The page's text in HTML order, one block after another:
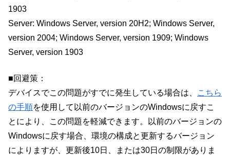
1903
Server: Windows Server, version 20H2; Windows Server,
version 2004; Windows Server, version 1909; Windows
Server, version 1903
■回避策：
デバイスでこの問題がすでに発生している場合は、
こちら
の手順を使用して以前のバージョンのWindowsに戻すこ
とにより、この問題を軽減できます。以前のバージョンの
Windowsに戻す場合、環境の構成と更新するバージョン
によりますが、更新後10日、または30日の制限がありま